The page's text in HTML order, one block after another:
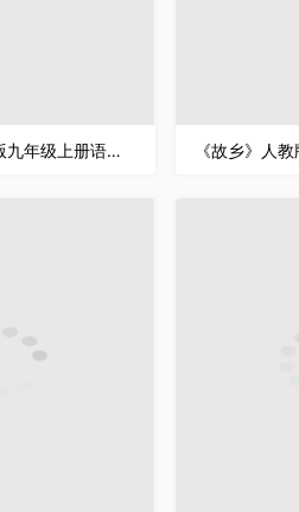
《孤独之旅》人教版九年级上册语文PPT课件